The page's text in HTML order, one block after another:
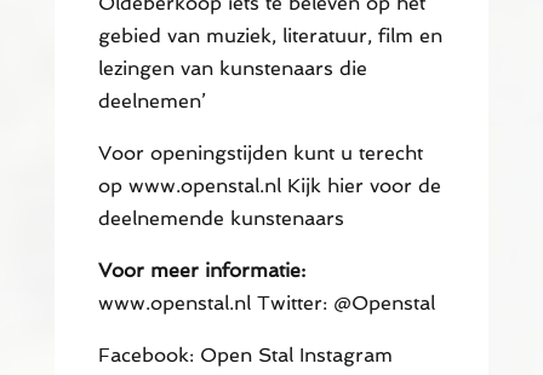
gebied van muziek, literatuur, film en
lezingen van kunstenaars die
deelnemen’
Voor openingstijden kunt u terecht
op www.openstal.nl Kijk hier voor de
deelnemende kunstenaars
Voor meer informatie:
www.openstal.nl Twitter: @Openstal
Facebook: Open Stal Instagram